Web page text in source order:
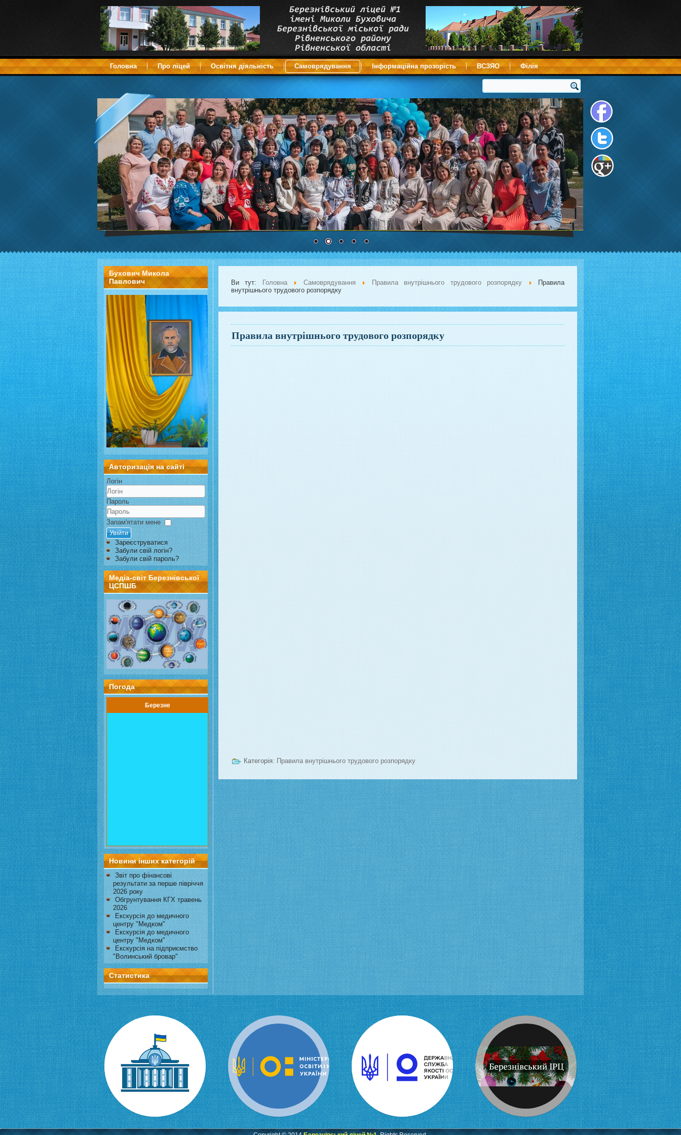
Головна Про ліцей Освітня діяльність Самоврядування Інформаційна прозорість ВСЗЯО Філія
Бухович Микола
Павлович
Авторизація на сайті
Логін
Пароль
Запам'ятати мене
Увійти
Зареєструватися
Забули свій логін?
Забули свій пароль?
Медіа-світ Березнівської
ЦСПШБ
Погода
Березне
Новини інших категорій
Звіт про фінансові
результати за перше півріччя
2026 року
Обгрунтування КГХ травень
2026
Екскурсія до медичного
центру "Медком"
Екскурсія до медичного
центру "Медком"
Екскурсія на підприємство
"Волинський бровар"
Статистика
Ви тут: Головна Самоврядування Правила внутрішнього трудового розпорядку
Правила
внутрішнього трудового розпорядку
Правила внутрішнього трудового розпорядку
Категорія: Правила внутрішнього трудового розпорядку